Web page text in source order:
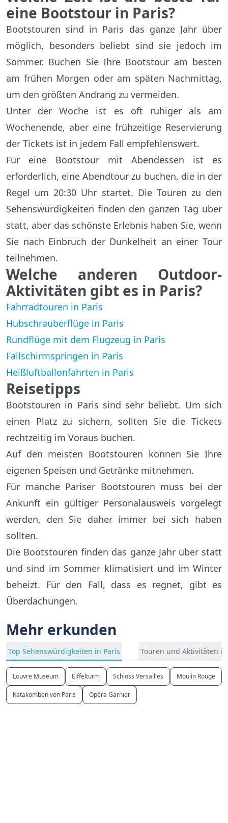
eine Bootstour in Paris?
Bootstouren sind in Paris das ganze Jahr über
möglich, besonders beliebt sind sie jedoch im
Sommer. Buchen Sie Ihre Bootstour am besten
am frühen Morgen oder am späten Nachmittag,
um den größten Andrang zu vermeiden.
Unter der Woche ist es oft ruhiger als am
Wochenende, aber eine frühzeitige Reservierung
der Tickets ist in jedem Fall empfehlenswert.
Für eine Bootstour mit Abendessen ist es
erforderlich, eine Abendtour zu buchen, die in der
Regel um 20:30 Uhr startet. Die Touren zu den
Sehenswürdigkeiten finden den ganzen Tag über
statt, aber das schönste Erlebnis haben Sie, wenn
Sie nach Einbruch der Dunkelheit an einer Tour
teilnehmen.
Welche anderen Outdoor-
Aktivitäten gibt es in Paris?
Fahrradtouren in Paris
Hubschrauberflüge in Paris
Rundflüge mit dem Flugzeug in Paris
Fallschirmspringen in Paris
Heißluftballonfahrten in Paris
Reisetipps
Bootstouren in Paris sind sehr beliebt. Um sich
einen Platz zu sichern, sollten Sie die Tickets
rechtzeitig im Voraus buchen.
Auf den meisten Bootstouren können Sie Ihre
eigenen Speisen und Getränke mitnehmen.
Für manche Pariser Bootstouren muss bei der
Ankunft ein gültiger Personalausweis vorgelegt
werden, den Sie daher immer bei sich haben
sollten.
Die Bootstouren finden das ganze Jahr über statt
und sind im Sommer klimatisiert und im Winter
beheizt. Für den Fall, dass es regnet, gibt es
Überdachungen.
Mehr erkunden
Top Sehenswürdigkeiten in Paris Touren und Aktivitäten in
Louvre Museum Eiffelturm Schloss Versailles Moulin Rouge
Katakomben von Paris Opéra Garnier